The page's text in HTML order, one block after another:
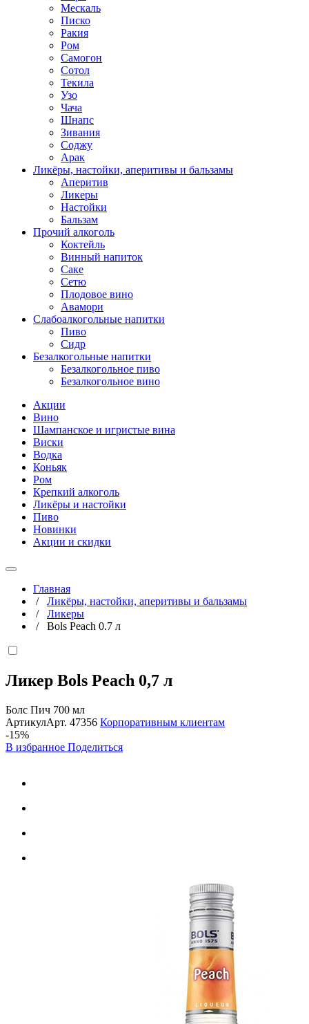
Мескаль
Писко
Ракия
Ром
Самогон
Сотол
Текила
Узо
Чача
Шнапс
Зивания
Соджу
Арак
Ликёры, настойки, аперитивы и бальзамы
Аперитив
Ликеры
Настойки
Бальзам
Прочий алкоголь
Коктейль
Винный напиток
Саке
Сетю
Плодовое вино
Авамори
Слабоалкогольные напитки
Пиво
Сидр
Безалкогольные напитки
Безалкогольное пиво
Безалкогольное вино
Акции
Вино
Шампанское и игристые вина
Виски
Водка
Коньяк
Ром
Крепкий алкоголь
Ликёры и настойки
Пиво
Новинки
Акции и скидки
Главная
/ Ликёры, настойки, аперитивы и бальзамы
/ Ликеры
/ Bols Peach 0.7 л
Ликер Bols Peach 0,7 л
Болс Пич 700 мл
АртикулАрт. 47356 Корпоративным клиентам
-15%
В избранное Поделиться